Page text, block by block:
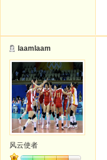
laamlaam
风云使者